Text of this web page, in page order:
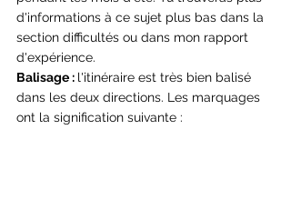
d'informations à ce sujet plus bas dans la
section difficultés ou dans mon rapport
d'expérience.
Balisage : l'itinéraire est très bien balisé
dans les deux directions. Les marquages
ont la signification suivante :